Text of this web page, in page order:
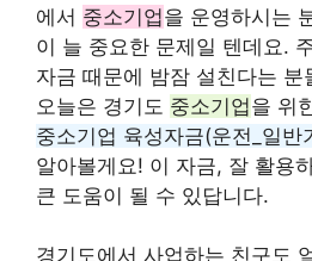
에서 중소기업을 운영하시는
이 늘 중요한 문제일 텐데요.
자금 때문에 밤잠 설친다는 분
오늘은 경기도 중소기업을 위
중소기업 육성자금(운전_일반
알아볼게요! 이 자금, 잘 활용
큰 도움이 될 수 있답니다.
경기도에서 사업하는 친구도